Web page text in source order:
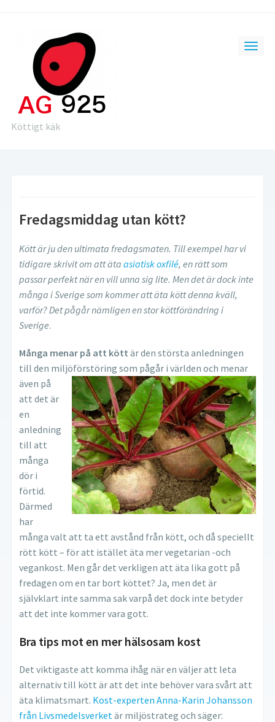
Köttigt käk
Fredagsmiddag utan kött?
Kött är ju den ultimata fredagsmaten. Till exempel har vi
tidigare skrivit om att ätaasiatisk oxfilé, en rätt som
passar perfekt när en vill unna sig lite. Men det är dock inte
många i Sverige som kommer att äta kött denna kväll,
varför? Det pågår nämligen en stor köttförändring i
Sverige.
Många menar på att kött är den största anledningen
till den miljöförstöring som pågår i världen och menar
även på
att det är
en
anledning
till att
många
dör i
förtid.
Därmed
har
många valt att ta ett avstånd från kött, och då speciellt
rött kött – för att istället äta mer vegetarian -och
vegankost. Men går det verkligen att äta lika gott på
fredagen om en tar bort köttet? Ja, men det är
självklart inte samma sak varpå det dock inte betyder
att det inte kommer vara gott.
Bra tips mot en mer hälsosam kost
Det viktigaste att komma ihåg när en väljer att leta
alternativ till kött är att det inte behöver vara svårt att
äta klimatsmart. Kost-experten Anna-Karin Johansson
från Livsmedelsverketär miljöstrateg och säger: